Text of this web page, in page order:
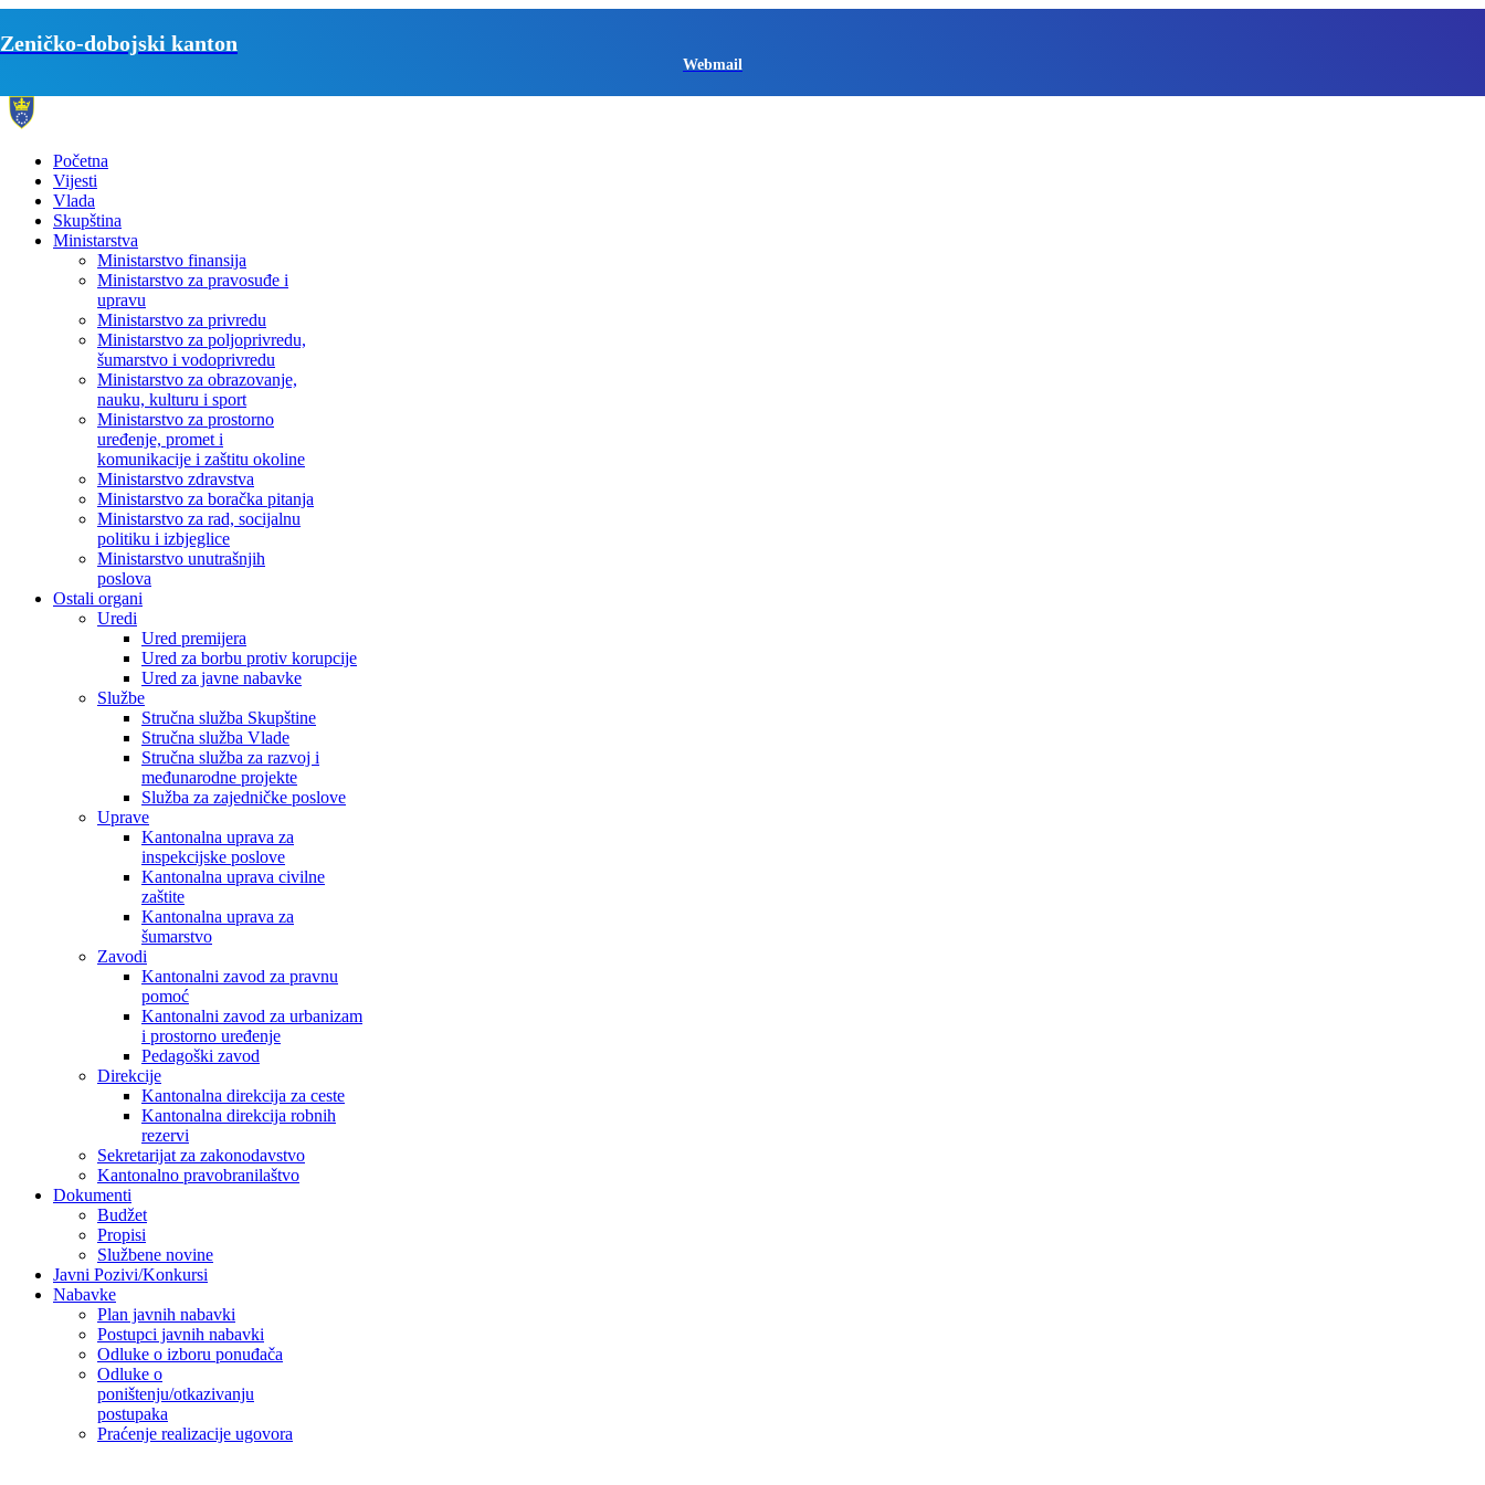
Zeničko-dobojski kanton
Webmail
Početna
Vijesti
Vlada
Skupština
Ministarstva
Ministarstvo finansija
Ministarstvo za pravosuđe i
upravu
Ministarstvo za privredu
Ministarstvo za poljoprivredu,
šumarstvo i vodoprivredu
Ministarstvo za obrazovanje,
nauku, kulturu i sport
Ministarstvo za prostorno
uređenje, promet i
komunikacije i zaštitu okoline
Ministarstvo zdravstva
Ministarstvo za boračka pitanja
Ministarstvo za rad, socijalnu
politiku i izbjeglice
Ministarstvo unutrašnjih
poslova
Ostali organi
Uredi
Ured premijera
Ured za borbu protiv korupcije
Ured za javne nabavke
Službe
Stručna služba Skupštine
Stručna služba Vlade
Stručna služba za razvoj i
međunarodne projekte
Služba za zajedničke poslove
Uprave
Kantonalna uprava za
inspekcijske poslove
Kantonalna uprava civilne
zaštite
Kantonalna uprava za
šumarstvo
Zavodi
Kantonalni zavod za pravnu
pomoć
Kantonalni zavod za urbanizam
i prostorno uređenje
Pedagoški zavod
Direkcije
Kantonalna direkcija za ceste
Kantonalna direkcija robnih
rezervi
Sekretarijat za zakonodavstvo
Kantonalno pravobranilaštvo
Dokumenti
Budžet
Propisi
Službene novine
Javni Pozivi/Konkursi
Nabavke
Plan javnih nabavki
Postupci javnih nabavki
Odluke o izboru ponuđača
Odluke o
poništenju/otkazivanju
postupaka
Praćenje realizacije ugovora